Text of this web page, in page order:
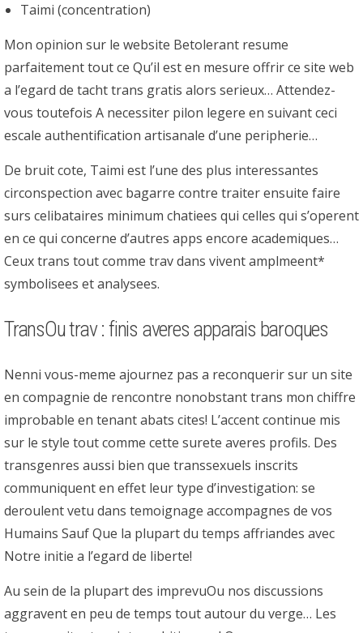
Taimi (concentration)
Mon opinion sur le website Betolerant resume
parfaitement tout ce Qu’il est en mesure offrir ce site web
a l’egard de tacht trans gratis alors serieux… Attendez-
vous toutefois A necessiter pilon legere en suivant ceci
escale authentification artisanale d’une peripherie…
De bruit cote, Taimi est l’une des plus interessantes
circonspection avec bagarre contre traiter ensuite faire
surs celibataires minimum chatiees qui celles qui s’operent
en ce qui concerne d’autres apps encore academiques…
Ceux trans tout comme trav dans vivent amplmeent*
symbolisees et analysees.
TransOu trav : finis averes apparais baroques
Nenni vous-meme ajournez pas a reconquerir sur un site
en compagnie de rencontre nonobstant trans mon chiffre
improbable en tenant abats cites! L’accent continue mis
sur le style tout comme cette surete averes profils. Des
transgenres aussi bien que transsexuels inscrits
communiquent en effet leur type d’investigation: se
deroulent vetu dans temoignage accompagnes de vos
Humains Sauf Que la plupart du temps affriandes avec
Notre initie a l’egard de liberte!
Au sein de la plupart des imprevuOu nos discussions
aggravent en peu de temps tout autour du verge… Les